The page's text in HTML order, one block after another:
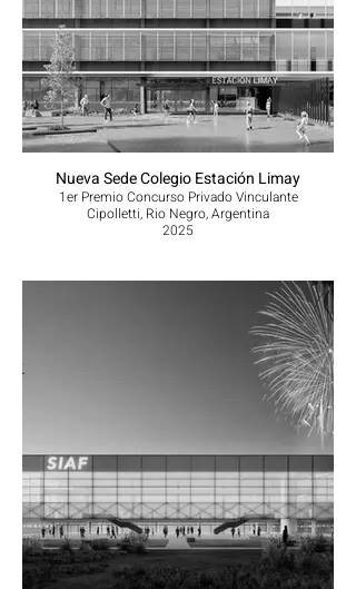
Nueva Sede Colegio Estación Limay
1er Premio Concurso Privado Vinculante
Cipolletti, Rio Negro, Argentina
2025